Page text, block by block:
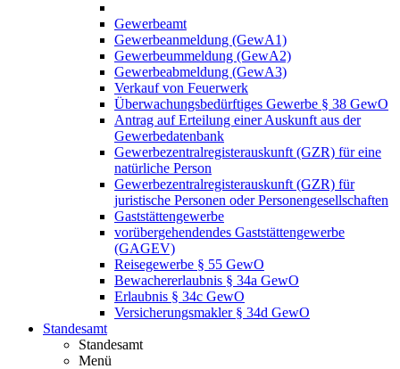
Gewerbeamt
Gewerbeanmeldung (GewA1)
Gewerbeummeldung (GewA2)
Gewerbeabmeldung (GewA3)
Verkauf von Feuerwerk
Überwachungsbedürftiges Gewerbe § 38 GewO
Antrag auf Erteilung einer Auskunft aus der
Gewerbedatenbank
Gewerbezentralregisterauskunft (GZR) für eine
natürliche Person
Gewerbezentralregisterauskunft (GZR) für
juristische Personen oder Personengesellschaften
Gaststättengewerbe
vorübergehendendes Gaststättengewerbe
(GAGEV)
Reisegewerbe § 55 GewO
Bewachererlaubnis § 34a GewO
Erlaubnis § 34c GewO
Versicherungsmakler § 34d GewO
Standesamt
Standesamt
Menü